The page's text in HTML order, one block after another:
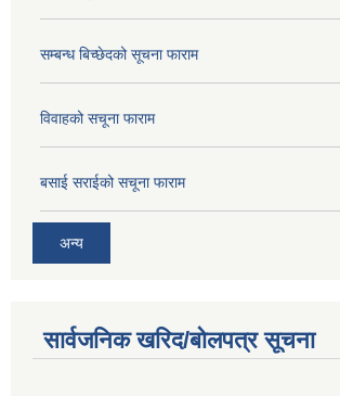
सम्बन्ध बिच्छेदको सूचना फाराम
विवाहको सचूना फाराम
बसाई सराईको सचूना फाराम
अन्य
सार्वजनिक खरिद/बोलपत्र सूचना